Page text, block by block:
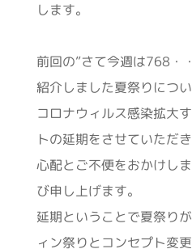
します。
前回の”さて今週は768・
紹介しました夏祭りにつ
コロナウィルス感染拡大
トの延期をさせていただき
心配とご不便をおかけし
び申し上げます。
延期ということで夏祭り
ィン祭りとコンセプト変